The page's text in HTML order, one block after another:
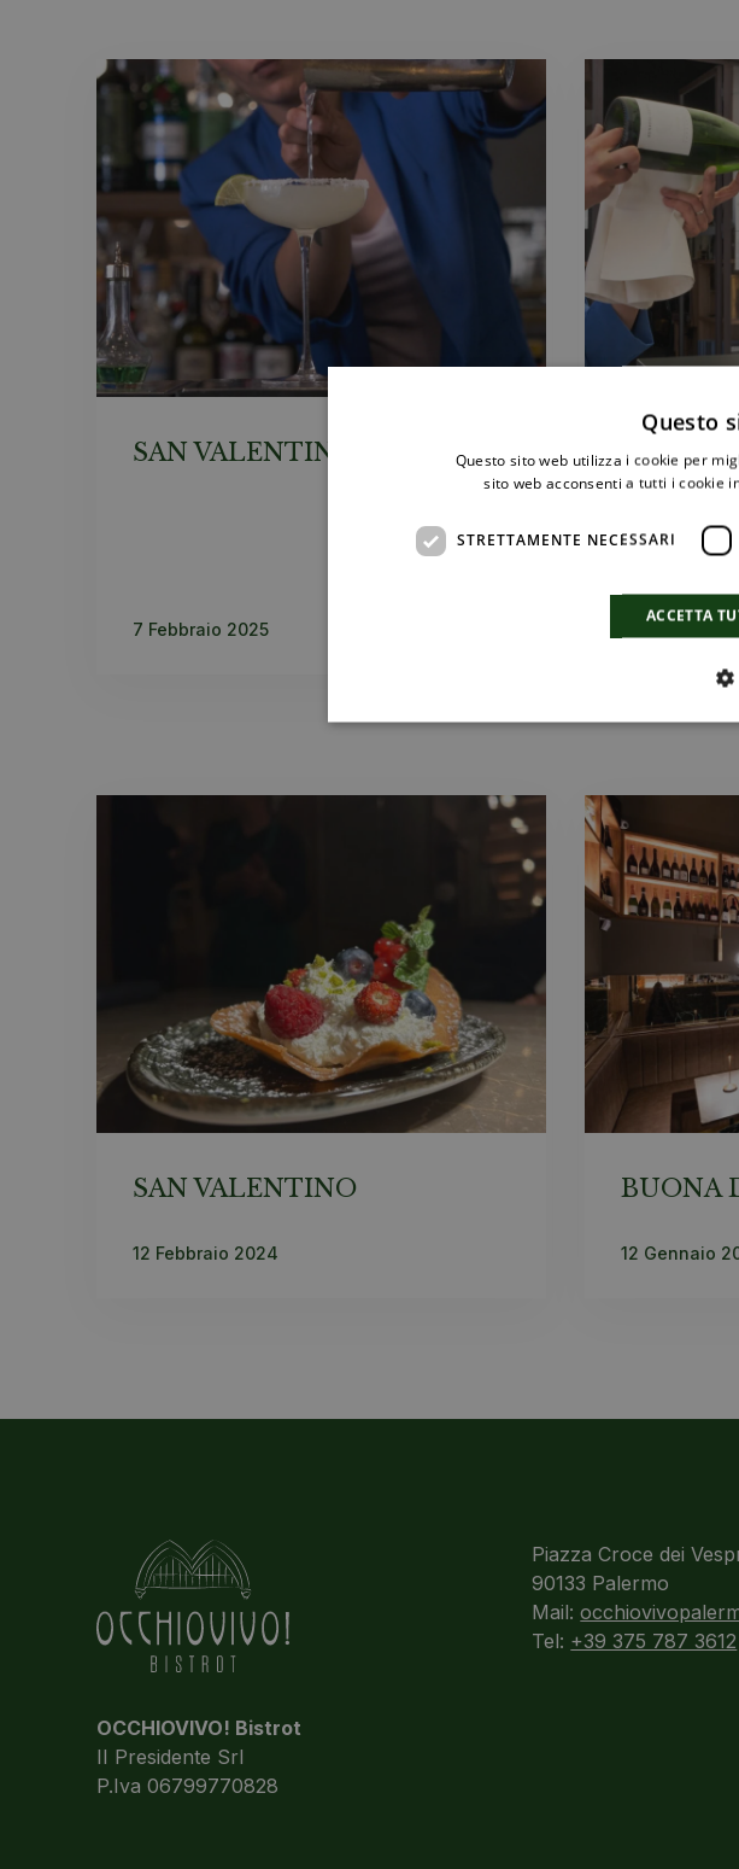
SAN VALENTINO
7 Febbraio 2025
MENU
SAN VALENTINO
12 Febbraio 2024
BUONA
12 Gennaio
OCCHIOVIVO! Bistrot
II Presidente Srl
P.Iva 06799770828
Piazza Croce dei
90133 Palermo
Mail:
Tel: +39 375 787 3612
Questo
Questo sito web utilizza i cookie per
sito web acconsenti a tutti i cookie
STRETTAMENTE NECESSARI
ACCETTA